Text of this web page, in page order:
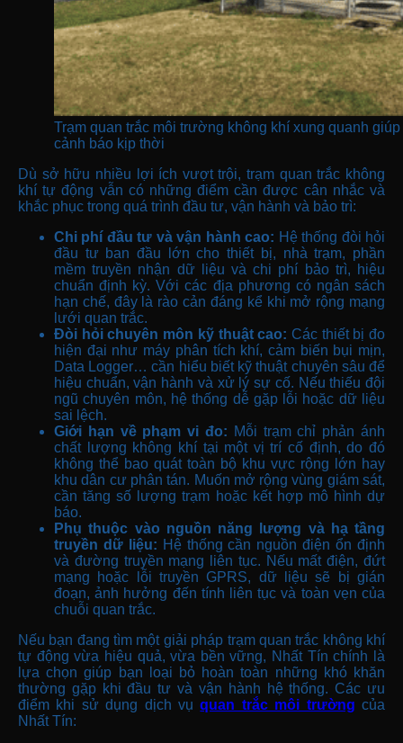
Trạm quan trắc môi trường không khí xung quanh
cảnh báo kịp thời
Dù sở hữu nhiều lợi ích vượt trội, trạm quan trắc không
khí tự động vẫn có những điểm cần được cân nhắc và
khắc phục trong quá trình đầu tư, vận hành và bảo trì:
Chi phí đầu tư và vận hành cao: Hệ thống đòi hỏi
đầu tư ban đầu lớn cho thiết bị, nhà trạm, phần
mềm truyền nhận dữ liệu và chi phí bảo trì, hiệu
chuẩn định kỳ. Với các địa phương có ngân sách
hạn chế, đây là rào cản đáng kể khi mở rộng mạng
lưới quan trắc.
Đòi hỏi chuyên môn kỹ thuật cao: Các thiết bị đo
hiện đại như máy phân tích khí, cảm biến bụi mịn,
Data Logger… cần hiểu biết kỹ thuật chuyên sâu để
hiệu chuẩn, vận hành và xử lý sự cố. Nếu thiếu đội
ngũ chuyên môn, hệ thống dễ gặp lỗi hoặc dữ liệu
sai lệch.
Giới hạn về phạm vi đo: Mỗi trạm chỉ phản ánh
chất lượng không khí tại một vị trí cố định, do đó
không thể bao quát toàn bộ khu vực rộng lớn hay
khu dân cư phân tán. Muốn mở rộng vùng giám sát,
cần tăng số lượng trạm hoặc kết hợp mô hình dự
báo.
Phụ thuộc vào nguồn năng lượng và hạ tầng
truyền dữ liệu: Hệ thống cần nguồn điện ổn định
và đường truyền mạng liên tục. Nếu mất điện, đứt
mạng hoặc lỗi truyền GPRS, dữ liệu sẽ bị gián
đoạn, ảnh hưởng đến tính liên tục và toàn vẹn của
chuỗi quan trắc.
Nếu bạn đang tìm một giải pháp trạm quan trắc không khí
tự động vừa hiệu quả, vừa bền vững, Nhất Tín chính là
lựa chọn giúp bạn loại bỏ hoàn toàn những khó khăn
thường gặp khi đầu tư và vận hành hệ thống. Các ưu
điểm khi sử dụng dịch vụquan trắc môi trường của
Nhất Tín: